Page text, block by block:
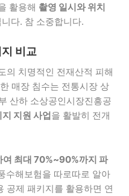
활용해 촬영 일시와 위치
다. 참 소중합니다.
비교
의 치명적인 전재산적 피해
매장 침수는 전통시장 상
산하 소상공인시장진흥공
지원 사업을 활발히 전개
여 최대 70%~90%까지 파
수해보험을 따로따로 알아
공제 패키지를 활용하면 연